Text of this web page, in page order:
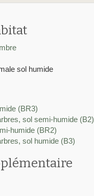
sol humide
(BR3)
sol semi-humide (B2)
humide (BR2)
sol humide (B3)